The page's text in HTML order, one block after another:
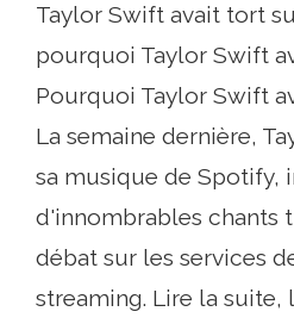
Taylor Swift avait tort
pourquoi Taylor Swift
Pourquoi Taylor Swift
La semaine dernière,
sa musique de Spotify,
d'innombrables chants
débat sur les services
streaming. Lire la suite,